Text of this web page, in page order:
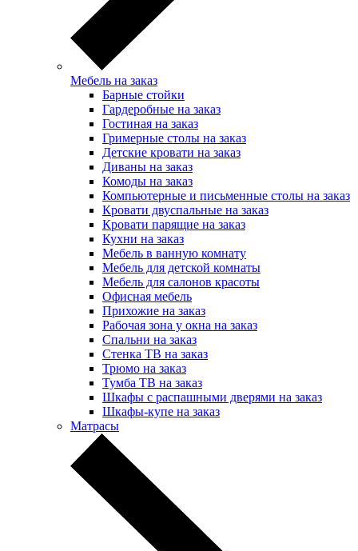
Мебель на заказ
Барные стойки
Гардеробные на заказ
Гостиная на заказ
Гримерные столы на заказ
Детские кровати на заказ
Диваны на заказ
Комоды на заказ
Компьютерные и письменные столы на заказ
Кровати двуспальные на заказ
Кровати парящие на заказ
Кухни на заказ
Мебель в ванную комнату
Мебель для детской комнаты
Мебель для салонов красоты
Офисная мебель
Прихожие на заказ
Рабочая зона у окна на заказ
Спальни на заказ
Стенка ТВ на заказ
Трюмо на заказ
Тумба ТВ на заказ
Шкафы с распашными дверями на заказ
Шкафы-купе на заказ
Матрасы